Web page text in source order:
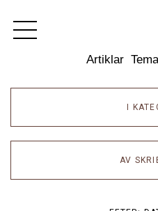
Artiklar
I
AV